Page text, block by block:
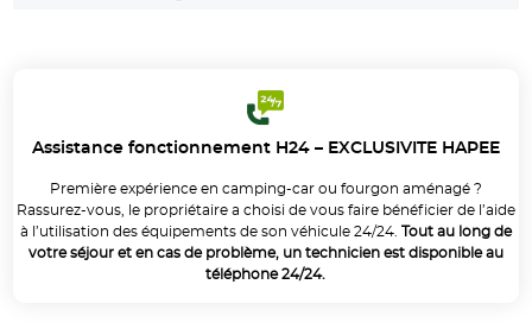
Assistance fonctionnement H24 – EXCLUSIVITE HAPEE
Première expérience en camping-car ou fourgon aménagé ?
Rassurez-vous, le propriétaire a choisi de vous faire bénéficier de l’aide
à l’utilisation des équipements de son véhicule 24/24. Tout au long de
votre séjour et en cas de problème, un technicien est disponible au
téléphone 24/24.